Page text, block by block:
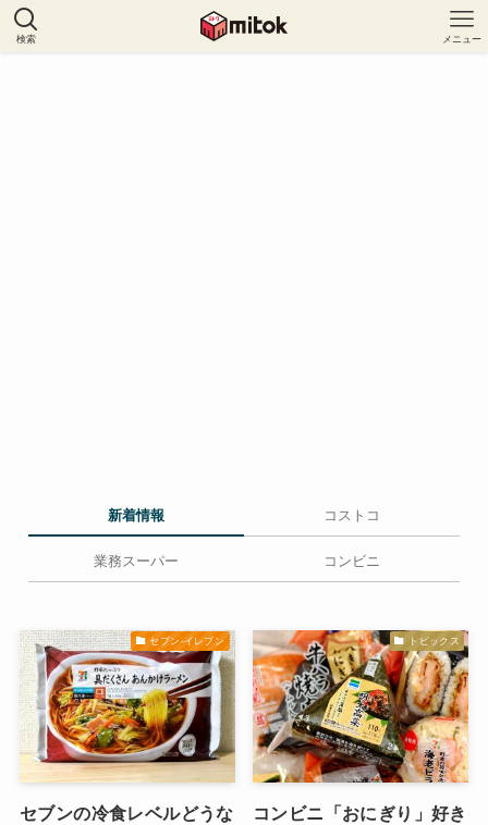
検索 メニュー
新着情報 コストコ
業務スーパー コンビニ
セブン-イレブン
セブンの冷食レベルどうな
トピックス
コンビニ「おにぎり」好き